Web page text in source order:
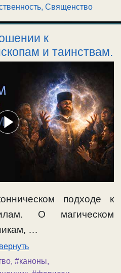
Священство
к
и таинствам.
подходе к
О магическом
…
, #каноны,